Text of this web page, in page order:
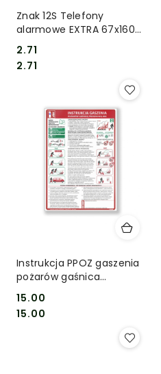
Znak 12S Telefony
alarmowe EXTRA 67x160
mm Folia
Cena:
2.71
Cena:
2.71
Instrukcja PPOZ gaszenia
pożarów gaśnica
proszkową
Cena:
15.00
Cena:
15.00